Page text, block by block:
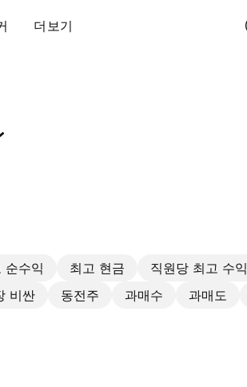
더보기
순수익 최고 현금 직원당 최고 수익
비싼 동전주 과매수 과매도